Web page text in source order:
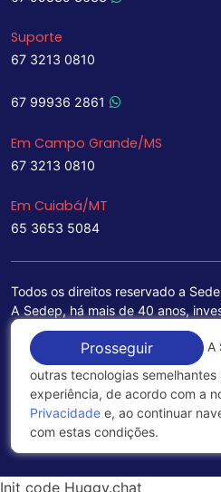
Suporte
67 3213 0810
67 99936 2861
Em Campo Grande/MS
67 3213 0810
Em Cuiabá/MT
65 3653 5084
Todos os direitos reservado a
A Sedep, há mais de 40 anos,
treinamento de funcionários e na
ponta para a ampliação de seu
para a área jurídica, que
excelentes soluções empresariais.
Política de Privacidade
Prosseguir
A
outras tecnologias semelhantes
experiência, de acordo com a
Privacidade e, ao continuar
com estas condições.
Init code Huggy.chat